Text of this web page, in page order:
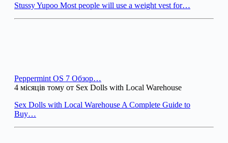
Stussy Yupoo Most people will use a weight vest for…
Peppermint OS 7 Обзор…
4 місяців тому от Sex Dolls with Local Warehouse
Sex Dolls with Local Warehouse A Complete Guide to
Buy…